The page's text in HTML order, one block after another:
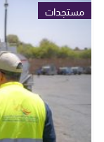
مستجدات